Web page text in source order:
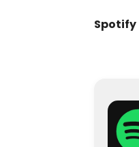
Spotify